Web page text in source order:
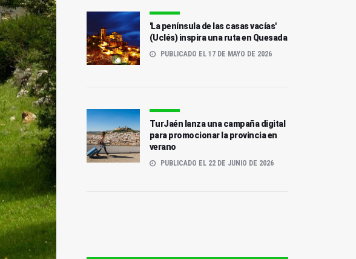
'La península de las casas vacías'
(Uclés) inspira una ruta en Quesada
PUBLICADO EL 17 DE MAYO DE 2026
TurJaén lanza una campaña digital
para promocionar la provincia en
verano
PUBLICADO EL 22 DE JUNIO DE 2026